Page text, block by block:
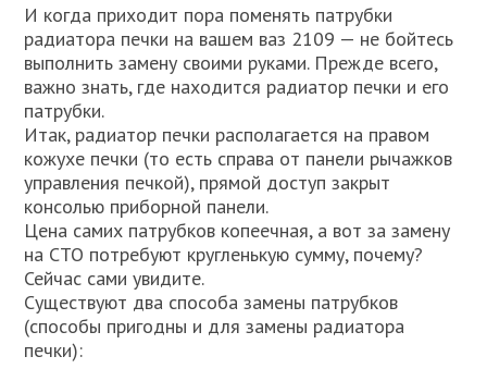
И когда приходит пора поменять патрубки
радиатора печки на вашем ваз 2109 — не бойтесь
выполнить замену своими руками. Прежде всего,
важно знать, где находится радиатор печки и его
патрубки.
Итак, радиатор печки располагается на правом
кожухе печки (то есть справа от панели рычажков
управления печкой), прямой доступ закрыт
консолью приборной панели.
Цена самих патрубков копеечная, а вот за замену
на СТО потребуют кругленькую сумму, почему?
Сейчас сами увидите.
Существуют два способа замены патрубков
(способы пригодны и для замены радиатора
печки):